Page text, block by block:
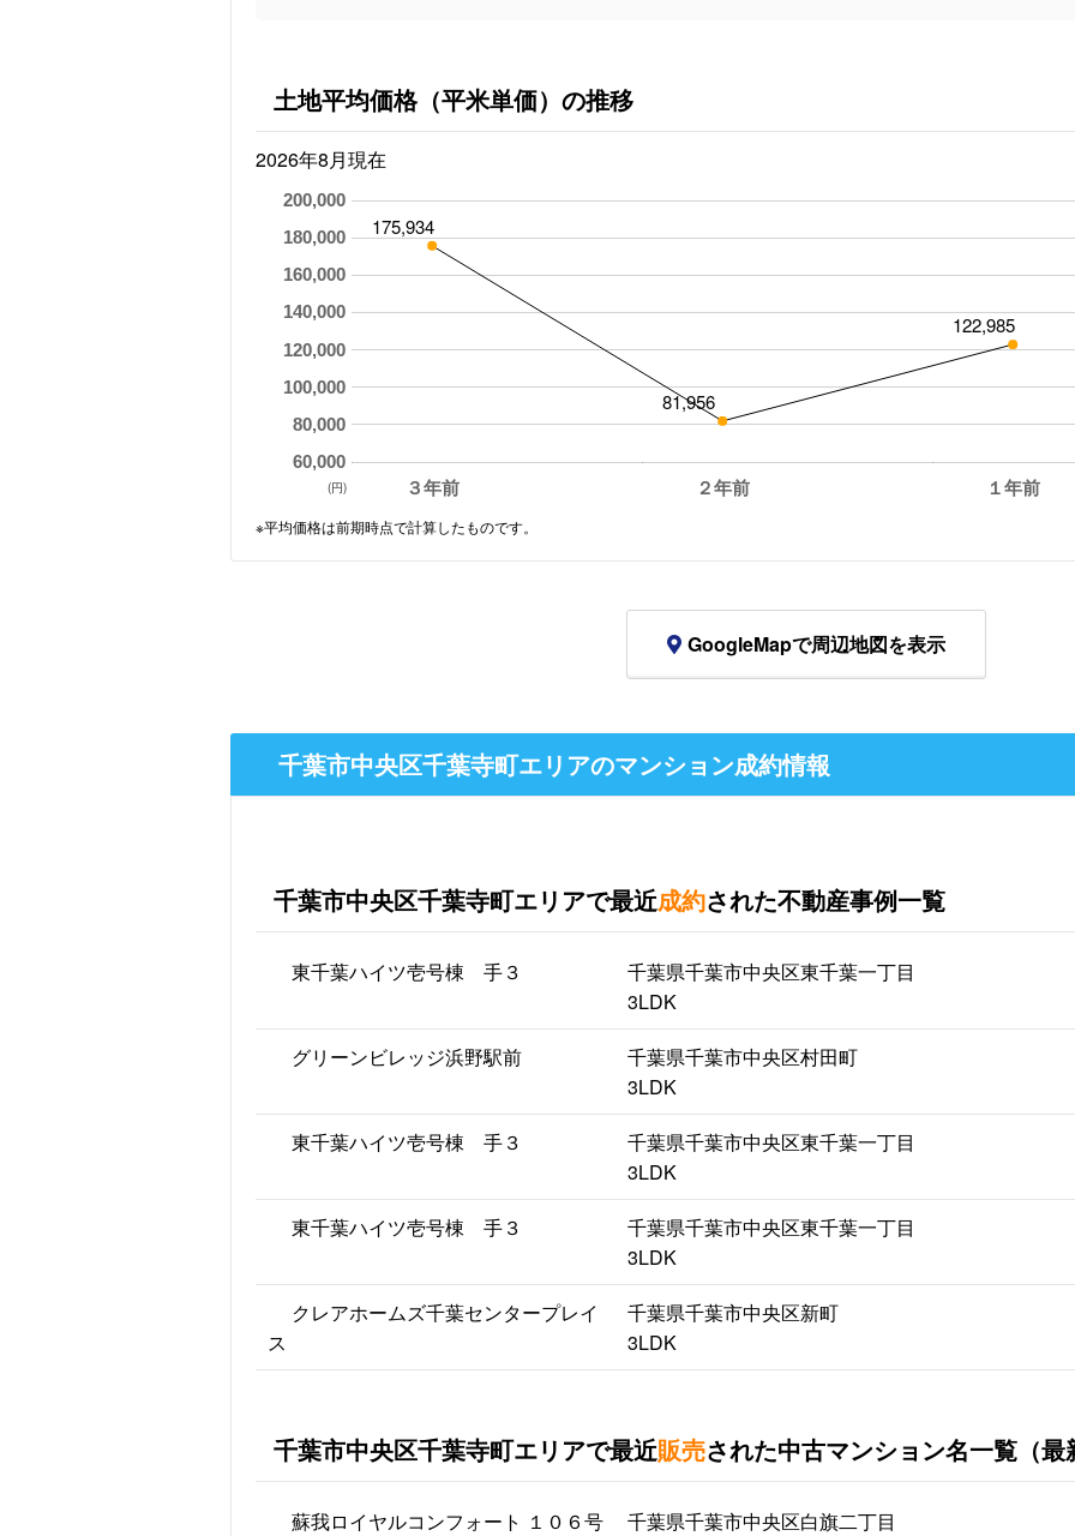
土地平均価格（平米単価）の推移
2026年8月現在
３年前 ２年前 １年前
60,000
80,000
100,000
120,000
140,000
160,000
180,000
200,000
175,934
81,956
122,985
(円)
※平均価格は前期時点で計算したものです。
GoogleMapで周辺地図を表示
千葉市中央区千葉寺町エリアのマンション成約情報
千葉市中央区千葉寺町エリアで最近成約された不動産事例一覧
東千葉ハイツ壱号棟 手３
千葉県千葉市中央区東千葉一丁目
3LDK
グリーンビレッジ浜野駅前
千葉県千葉市中央区村田町
3LDK
東千葉ハイツ壱号棟 手３
千葉県千葉市中央区東千葉一丁目
3LDK
東千葉ハイツ壱号棟 手３
千葉県千葉市中央区東千葉一丁目
3LDK
クレアホームズ千葉センタープレイ
ス
千葉県千葉市中央区新町
3LDK
千葉市中央区千葉寺町エリアで最近販売された中古マンション名一覧（
蘇我ロイヤルコンフォート １０６号
千葉県千葉市中央区白旗二丁目